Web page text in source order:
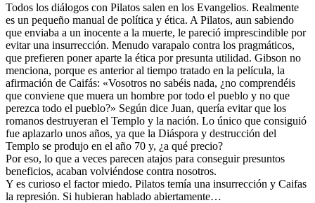
Todos los diálogos con Pilatos salen en los Evangelios. Realmente
es un pequeño manual de política y ética. A Pilatos, aun sabiendo
que enviaba a un inocente a la muerte, le pareció imprescindible por
evitar una insurrección. Menudo varapalo contra los pragmáticos,
que prefieren poner aparte la ética por presunta utilidad. Gibson no
menciona, porque es anterior al tiempo tratado en la película, la
afirmación de Caifás: «Vosotros no sabéis nada, ¿no comprendéis
que conviene que muera un hombre por todo el pueblo y no que
perezca todo el pueblo?» Según dice Juan, quería evitar que los
romanos destruyeran el Templo y la nación. Lo único que consiguió
fue aplazarlo unos años, ya que la Diáspora y destrucción del
Templo se produjo en el año 70 y, ¿a qué precio?
Por eso, lo que a veces parecen atajos para conseguir presuntos
beneficios, acaban volviéndose contra nosotros.
Y es curioso el factor miedo. Pilatos temía una insurrección y Caifas
la represión. Si hubieran hablado abiertamente…